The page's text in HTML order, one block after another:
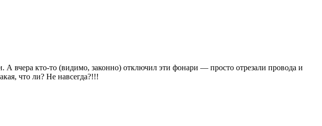
вчера кто-то (видимо, законно) отключил эти фонари — просто отрезали провода и
что ли? Не навсегда?!!!